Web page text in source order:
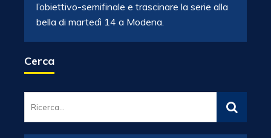
l’obiettivo-semifinale e trascinare la serie alla
bella di martedì 14 a Modena.
Cerca